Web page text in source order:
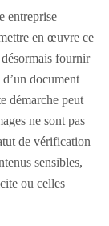
entreprise
en œuvre ce
fournir
document
démarche peut
ne sont pas
de vérification
sensibles,
ou celles